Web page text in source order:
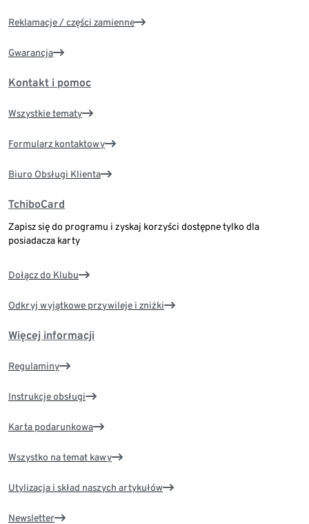
Reklamacje / części zamienne
Gwarancja
Kontakt i pomoc
Wszystkie tematy
Formularz kontaktowy
Biuro Obsługi Klienta
TchiboCard
Zapisz się do programu i zyskaj korzyści dostępne tylko dla
posiadacza karty
Dołącz do Klubu
Odkryj wyjątkowe przywileje i zniżki
Więcej informacji
Regulaminy
Instrukcje obsługi
Karta podarunkowa
Wszystko na temat kawy
Utylizacja i skład naszych artykułów
Newsletter